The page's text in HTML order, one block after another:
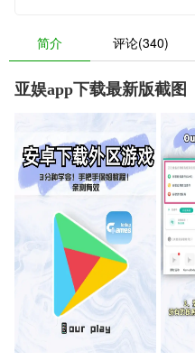
简介 评论(340)
亚娱app下载最新版截图